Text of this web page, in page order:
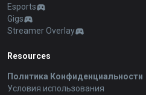
Esports
Gigs
Streamer Overlay
Resources
Политика Конфиденциальности
Условия использования